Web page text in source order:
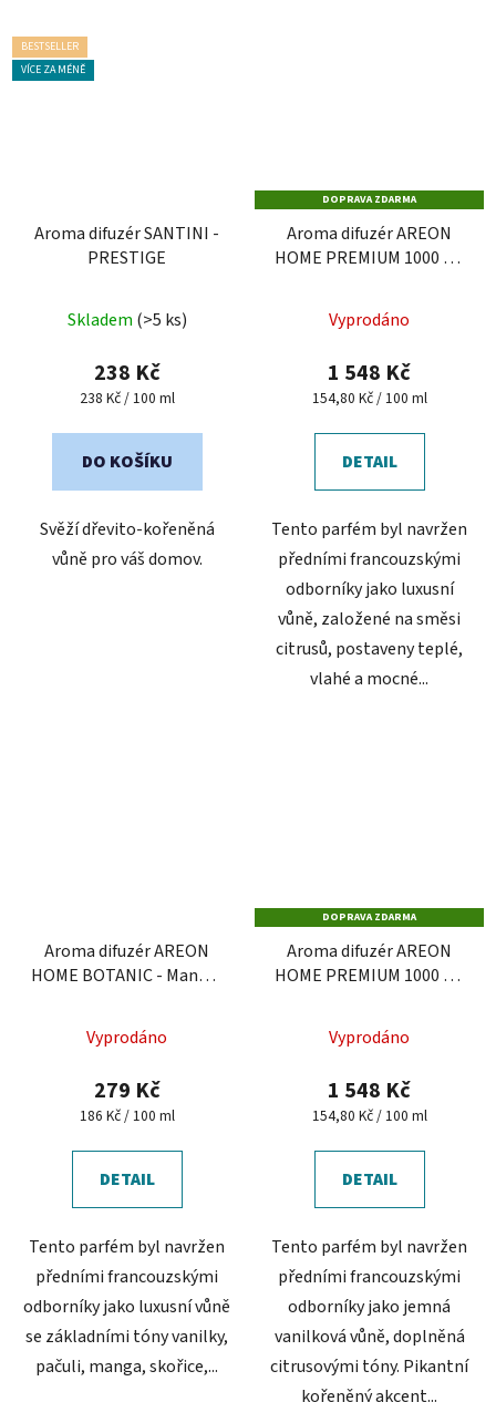
BESTSELLER
VÍCE ZA MÉNĚ
Aroma difuzér SANTINI -
PRESTIGE
hodnocení
produktu
je
z
Skladem (>5 ks)
238 Kč
Měrná
238 Kč / 100 ml
DO KOŠÍKU
Svěží dřevito-kořeněná
vůně pro váš domov.
DOPRAVA ZDARMA
Aroma difuzér AREON
HOME PREMIUM 1000 ml
hodnocení
produktu
je
z
Vyprodáno
1 548 Kč
Měrná
154,80 Kč / 100 ml
DETAIL
Tento parfém byl navržen
předními francouzskými
odborníky jako luxusní
vůně, založené na směsi
citrusů, postaveny teplé,
vlahé a mocné...
Aroma difuzér AREON
HOME BOTANIC - Mango,
Vyprodáno
279 Kč
Měrná
186 Kč / 100 ml
DETAIL
Tento parfém byl navržen
předními francouzskými
odborníky jako luxusní vůně
se základními tóny vanilky,
pačuli, manga, skořice,...
DOPRAVA ZDARMA
Aroma difuzér AREON
HOME PREMIUM 1000 ml
hodnocení
produktu
je
z
Vyprodáno
1 548 Kč
Měrná
154,80 Kč / 100 ml
DETAIL
Tento parfém byl navržen
předními francouzskými
odborníky jako jemná
vanilková vůně, doplněná
citrusovými tóny. Pikantní
kořeněný akcent...